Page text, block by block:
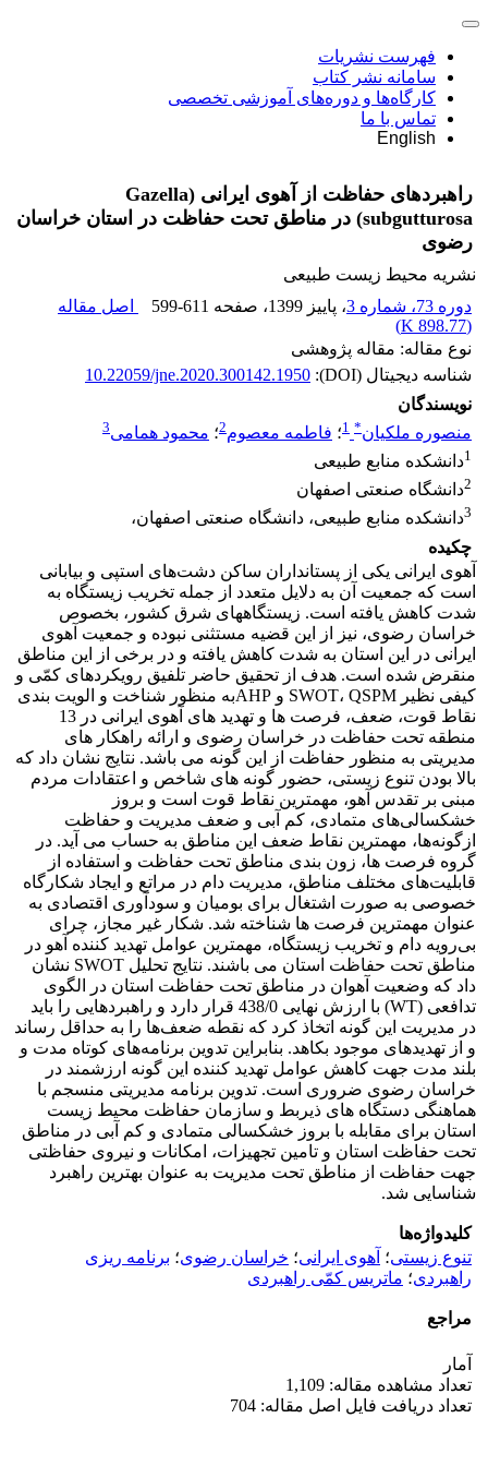
فهرست نشریات
سامانه نشر کتاب
کارگاه‌ها و دوره‌های آموزشی تخصصی
تماس با ما
English
راهبردهای حفاظت از آهوی ایرانی (Gazella
subgutturosa) در مناطق تحت حفاظت در استان خراسان
رضوی
نشریه محیط زیست طبیعی
دوره 73، شماره 3
، پاییز 1399 ، صفحه 599-611
اصل مقاله
(
898.77 K
)
نوع مقاله: مقاله پژوهشی
شناسه دیجیتال (DOI):
10.22059/jne.2020.300142.1950
نویسندگان
منصوره ملکیان*
1؛ فاطمه معصوم2؛ محمود همامی3
1دانشکده منابع طبیعی
2دانشگاه صنعتی اصفهان
3دانشکده منابع طبیعی، دانشگاه صنعتی اصفهان،
چکیده
آهوی ایرانی یکی از پستانداران ساکن دشت‌های استپی و بیابانی
است که جمعیت آن به دلایل متعدد از جمله تخریب زیستگاه به
شدت کاهش یافته است. زیستگاههای شرق کشور، بخصوص
خراسان رضوی، نیز از این قضیه مستثنی نبوده و جمعیت آهوی
ایرانی در این استان به شدت کاهش یافته و در برخی از این مناطق
منقرض شده است. هدف از تحقیق حاضر تلفیق رویکردهای کمّی و
کیفی نظیر SWOT، QSPM و AHPبه منظور شناخت و الویت بندی
نقاط قوت، ضعف، فرصت ها و تهدید های آهوی ایرانی در 13
منطقه تحت حفاظت در خراسان رضوی و ارائه راهکار های
مدیریتی به منظور حفاظت از این گونه می باشد. نتایج نشان داد که
بالا بودن تنوع زیستی، حضور گونه های شاخص و اعتقادات مردم
مبنی بر تقدس آهو، مهمترین نقاط قوت است و بروز
خشکسالی‌های متمادی، کم آبی و ضعف مدیریت و حفاظت
ازگونه‌ها، مهمترین نقاط ضعف این مناطق به حساب می آید. در
گروه فرصت ‌ها، زون بندی مناطق تحت حفاظت و استفاده از
قابلیت‌های مختلف مناطق، مدیریت دام در مراتع و ایجاد شکارگاه
خصوصی به صورت اشتغال برای بومیان و سودآوری اقتصادی به
عنوان مهمترین فرصت ها شناخته شد. شکار غیر مجاز، چرای
بی‌رویه دام و تخریب زیستگاه، مهمترین عوامل تهدید کننده آهو در
مناطق تحت حفاظت استان می باشند. نتایج تحلیل SWOT نشان
داد که وضعیت آهوان در مناطق تحت حفاظت استان در الگوی
تدافعی (WT) با ارزش نهایی 438/0 قرار دارد و راهبردهایی را باید
در مدیریت این گونه اتخاذ کرد که نقطه ضعف‌ها را به حداقل رساند
و از تهدیدهای موجود بکاهد. بنابراین تدوین برنامه‌های کوتاه مدت و
بلند مدت جهت کاهش عوامل تهدید کننده این گونه ارزشمند در
خراسان رضوی ضروری است. تدوین برنامه مدیریتی منسجم با
هماهنگی دستگاه های ذیربط و سازمان حفاظت محیط زیست
استان برای مقابله با بروز خشکسالی متمادی و کم آبی در مناطق
تحت حفاظت استان و تامین تجهیزات، امکانات و نیروی حفاظتی
جهت حفاظت از مناطق تحت مدیریت به عنوان بهترین راهبرد
شناسایی شد.
کلیدواژه‌ها
تنوع زیستی؛ آهوی ایرانی؛ خراسان رضوی؛ برنامه ریزی
راهبردی؛ ماتریس کمّی راهبردی
مراجع
آمار
تعداد مشاهده مقاله: 1,109
تعداد دریافت فایل اصل مقاله: 704